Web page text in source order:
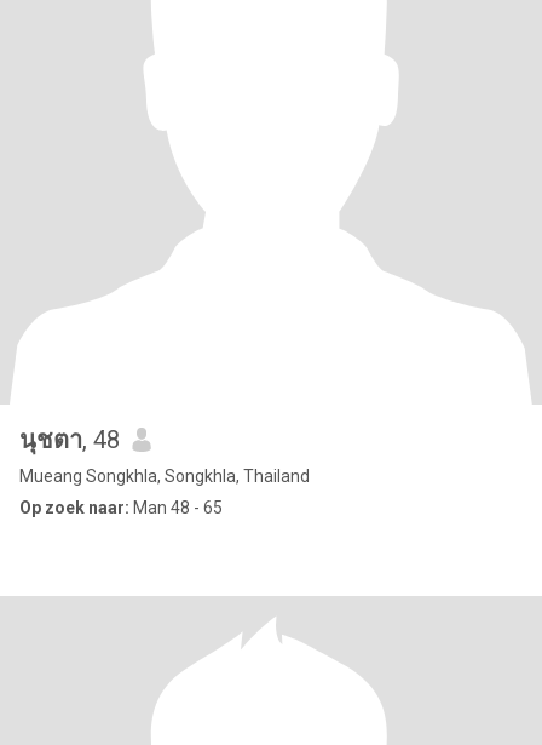
นุชตา, 48
Mueang Songkhla, Songkhla, Thailand
Op zoek naar: Man 48 - 65